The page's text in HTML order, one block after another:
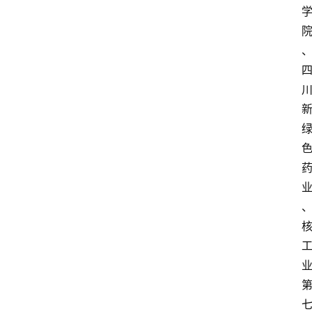
学
院
、
四
川
新
绿
色
药
业
、
核
工
业
第
七